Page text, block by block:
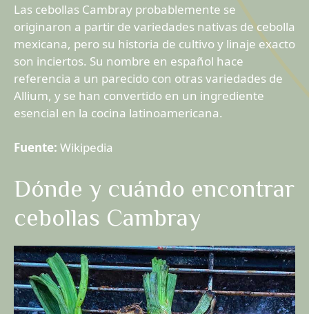
Las cebollas Cambray probablemente se
originaron a partir de variedades nativas de cebolla
mexicana, pero su historia de cultivo y linaje exacto
son inciertos. Su nombre en español hace
referencia a un parecido con otras variedades de
Allium, y se han convertido en un ingrediente
esencial en la cocina latinoamericana.
Fuente: Wikipedia
Dónde y cuándo encontrar
cebollas Cambray